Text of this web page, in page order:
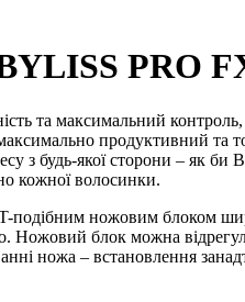
PRO
та максимальний
продуктивний та
з будь-якої сторони – як
кожної волосинки.
ножовим блоком
Ножовий блок можна
ножа – встановлення